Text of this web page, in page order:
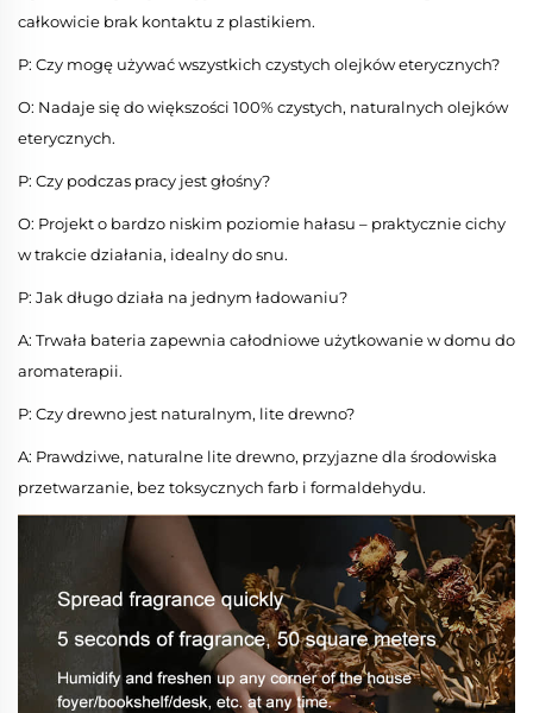
całkowicie brak kontaktu z plastikiem.
P: Czy mogę używać wszystkich czystych olejków eterycznych?
O: Nadaje się do większości 100% czystych, naturalnych olejków
eterycznych.
P: Czy podczas pracy jest głośny?
O: Projekt o bardzo niskim poziomie hałasu – praktycznie cichy
w trakcie działania, idealny do snu.
P: Jak długo działa na jednym ładowaniu?
A: Trwała bateria zapewnia całodniowe użytkowanie w domu do
aromaterapii.
P: Czy drewno jest naturalnym, lite drewno?
A: Prawdziwe, naturalne lite drewno, przyjazne dla środowiska
przetwarzanie, bez toksycznych farb i formaldehydu.